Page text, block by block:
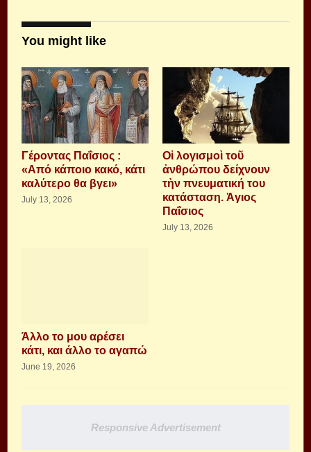
You might like
Γέροντας Παΐσιος :
«Από κάποιο κακό, κάτι
καλύτερο θα βγει»
July 13, 2026
Οἱ λογισμοὶ τοῦ
ἀνθρώπου δείχνουν
τὴν πνευματική του
κατάσταση. Ἁγιος
Παΐσιος
July 13, 2026
Άλλο το μου αρέσει
κάτι, και άλλο το αγαπώ
June 19, 2026
Responsive Advertisement